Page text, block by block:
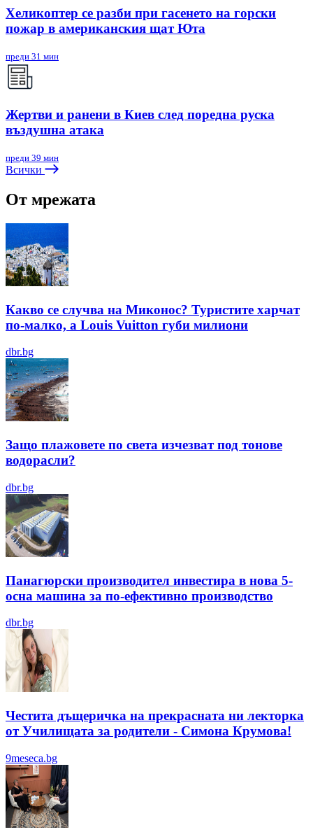
Хеликоптер се разби при гасенето на горски
пожар в американския щат Юта
преди 31 мин
Жертви и ранени в Киев след поредна руска
въздушна атака
преди 39 мин
Всички
От мрежата
Какво се случва на Миконос? Туристите харчат
по-малко, а Louis Vuitton губи милиони
dbr.bg
Защо плажовете по света изчезват под тонове
водорасли?
dbr.bg
Панагюрски производител инвестира в нова 5-
осна машина за по-ефективно производство
dbr.bg
Честита дъщеричка на прекрасната ни лекторка
от Училищата за родители - Симона Крумова!
9meseca.bg